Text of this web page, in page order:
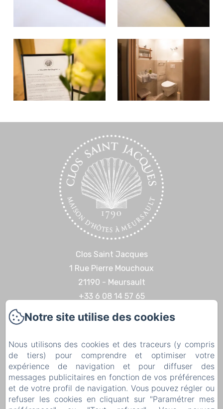
Clos Saint Jacques
1 Rue Pierre Mouchoux
21190 - Meursault
+33 6 08 14 57 65‬
Contactez nous
Expériences & Découvertes
Contact
Mentions légales
Mentions légales
Notre site utilise des cookies
Nous utilisons des cookies et des traceurs (y compris
de tiers) pour comprendre et optimiser votre
expérience de navigation et pour diffuser des
messages publicitaires en fonction de vos préférences
et de votre profil de navigation. Vous pouvez régler ou
refuser les cookies en cliquant sur "Paramétrer mes